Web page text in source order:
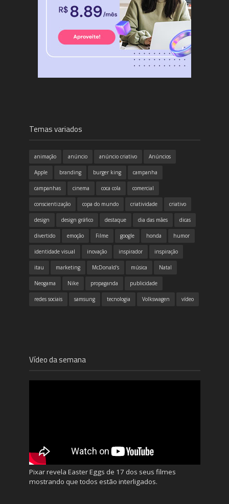
Temas variados
animação anúncio anúncio criativo Anúncios
Apple branding burger king campanha
campanhas cinema coca cola comercial
conscientização copa do mundo criatividade criativo
design design gráfico destaque dia das mães dicas
divertido emoção Filme google honda humor
identidade visual inovação inspirador inspiração
itau marketing McDonald's música Natal
Neogama Nike propaganda publicidade
redes sociais samsung tecnologia Volkswagen vídeo
Vídeo da semana
Pixar revela Easter Eggs de 17 dos seus filmes
mostrando que todos estão interligados.